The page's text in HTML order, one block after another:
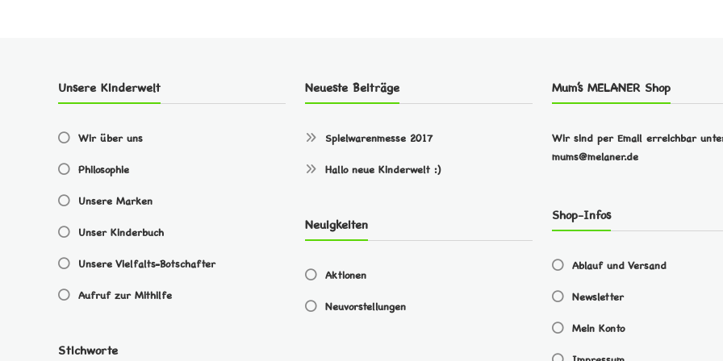
Unsere Kinderwelt
Wir über uns
Philosophie
Unsere Marken
Unser Kinderbuch
Unsere Vielfalts-Botschafter
Aufruf zur Mithilfe
Stichworte
Neueste Beiträge
Spielwarenmesse 2017
Hallo neue Kinderwelt :)
Neuigkeiten
Aktionen
Neuvorstellungen
Mum’s MELANER Shop
Wir sind per Email erreichbar
mums@melaner.de
Shop-Infos
Ablauf und Versand
Newsletter
Mein Konto